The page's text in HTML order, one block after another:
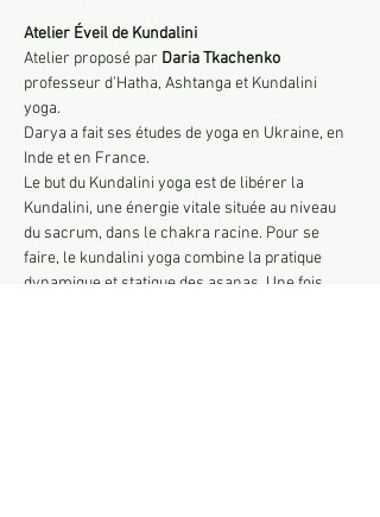
Atelier Éveil de Kundalini
Atelier proposé par Daria Tkachenko
professeur d’Hatha, Ashtanga et Kundalini
yoga.
Darya a fait ses études de yoga en Ukraine, en
Inde et en France.
Le but du Kundalini yoga est de libérer la
Kundalini, une énergie vitale située au niveau
du sacrum, dans le chakra racine. Pour se
faire, le kundalini yoga combine la pratique
dynamique et statique des asanas. Une fois